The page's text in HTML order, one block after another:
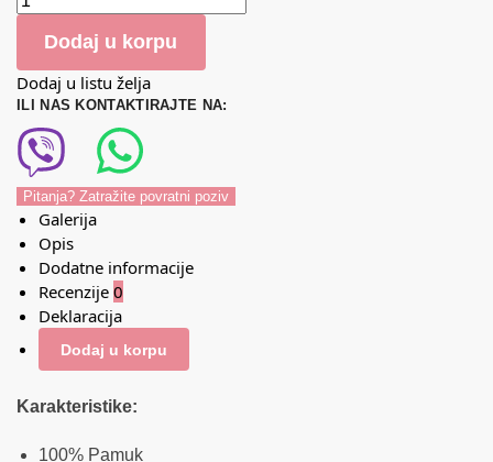
Dodaj u korpu
Dodaj u listu želja
ILI NAS KONTAKTIRAJTE NA:
Pitanja? Zatražite povratni poziv
Galerija
Opis
Dodatne informacije
Recenzije 0
Deklaracija
Dodaj u korpu
Karakteristike:
100% Pamuk